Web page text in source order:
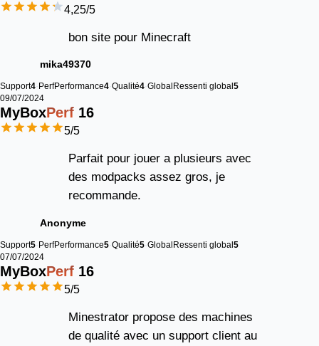
4,25/5
bon site pour Minecraft
mika49370
Support4 PerfPerformance4 Qualité4 Global Ressenti global 5
09/07/2024
MyBoxPerf 16
5/5
Parfait pour jouer a plusieurs avec
des modpacks assez gros, je
recommande.
Anonyme
Support5 PerfPerformance5 Qualité5 Global Ressenti global 5
07/07/2024
MyBoxPerf 16
5/5
Minestrator propose des machines
de qualité avec un support client au